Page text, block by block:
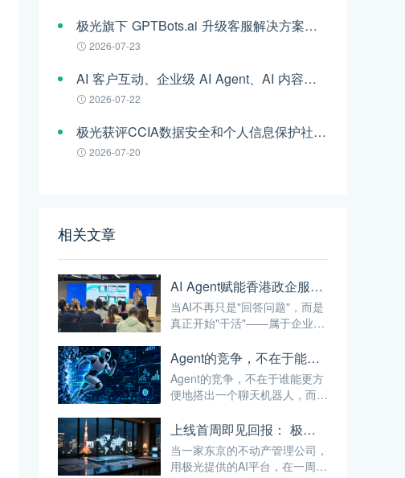
极光旗下 GPTBots.ai 升级客服解决方案：Audio Agent 打通企业通信线路，LINE 客服插件 2.0 同步上线
2026-07-23
AI 客户互动、企业级 AI Agent、AI 内容生成集中亮相！极光旗下EngageLab WAIC 2026 现场回顾
2026-07-22
极光获评CCIA数据安全和个人信息保护社会责任“二星级”单位
2026-07-20
相关文章
AI Agent赋能香港政企服务：从"能聊天"到"能干活"的最后一公里
当AI不再只是"回答问题"，而是
真正开始"干活"——属于企业级
Agent的竞争，不在于能不能搭出来
Agent的竞争，不在于谁能更方
便地搭出一个聊天机器人，而在
的真实业务流程。
上线首周即见回报： 极光如何用 AI，帮助日本公司破解全球化服务时差
当一家东京的不动产管理公司，
用极光提供的AI平台，在一周内